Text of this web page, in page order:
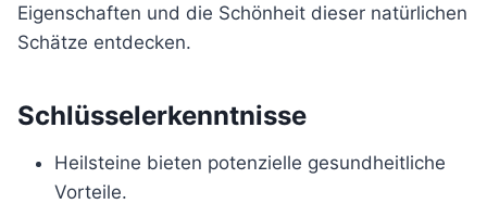
Eigenschaften und die Schönheit dieser natürlichen
Schätze entdecken.
Schlüsselerkenntnisse
Heilsteine bieten potenzielle gesundheitliche
Vorteile.